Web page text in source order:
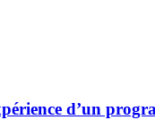
d’un